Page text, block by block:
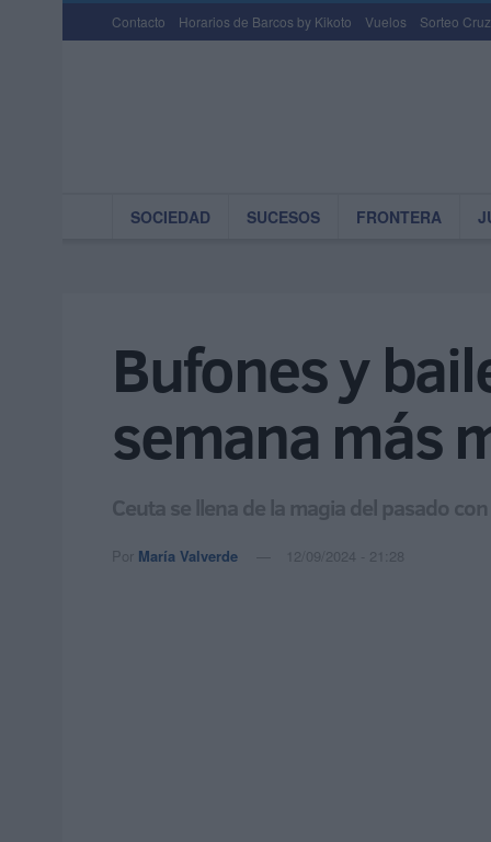
Contacto Horarios de Barcos by Kikoto Vuelos Sorteo
SOCIEDAD SUCESOS FRONTERA
Bufones y
semana más
Ceuta se llena de la magia del pasado
Por María Valverde 12/09/2024 - 21:28